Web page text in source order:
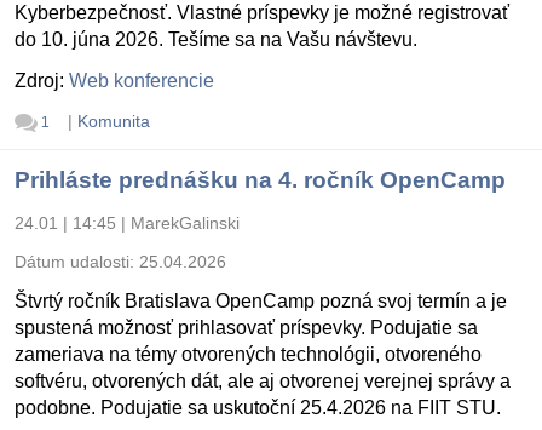
Kyberbezpečnosť. Vlastné príspevky je možné registrovať
do 10. júna 2026. Tešíme sa na Vašu návštevu.
Zdroj: Web konferencie
1 | Komunita
Prihláste prednášku na 4. ročník OpenCamp
24.01 | 14:45 | MarekGalinski
Dátum udalosti: 25.04.2026
Štvrtý ročník Bratislava OpenCamp pozná svoj termín a je
spustená možnosť prihlasovať príspevky. Podujatie sa
zameriava na témy otvorených technológii, otvoreného
softvéru, otvorených dát, ale aj otvorenej verejnej správy a
podobne. Podujatie sa uskutoční 25.4.2026 na FIIT STU.